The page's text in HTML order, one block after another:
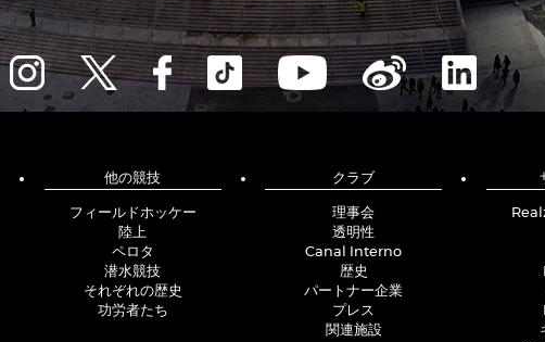
他の競技
フィールドホッケー
陸上
ペロタ
潜水競技
それぞれの歴史
功労者たち
クラブ
理事会
透明性
Canal Interno
歴史
パートナー企業
プレス
関連施設